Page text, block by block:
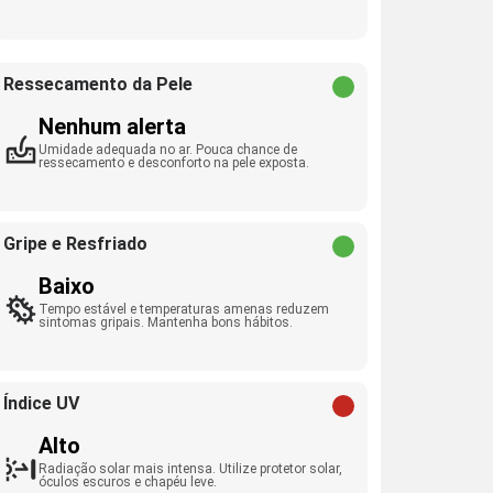
Ressecamento da Pele
Nenhum alerta
Umidade adequada no ar. Pouca chance de
ressecamento e desconforto na pele exposta.
Gripe e Resfriado
Baixo
Tempo estável e temperaturas amenas reduzem
sintomas gripais. Mantenha bons hábitos.
Índice UV
Alto
Radiação solar mais intensa. Utilize protetor solar,
óculos escuros e chapéu leve.